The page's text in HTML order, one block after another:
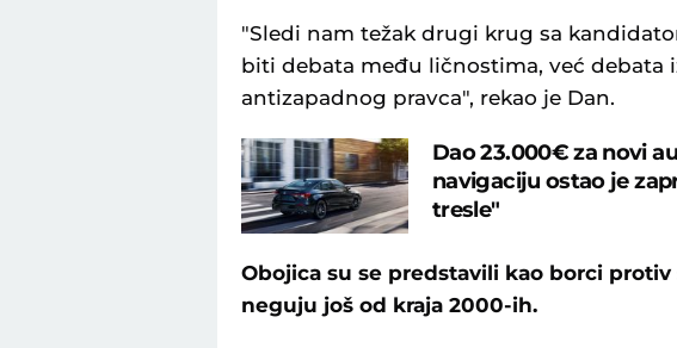
"Sledi nam težak drugi krug sa
biti debata među ličnostima, već debata
antizapadnog pravca", rekao je Dan.
Dao 23.000€ za novi
navigaciju ostao je
tresle"
Obojica su se predstavili kao borci
neguju još od kraja 2000-ih.